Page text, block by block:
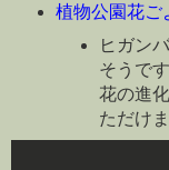
植物公園花ご
ヒガン
そうです
花の進
ただけま